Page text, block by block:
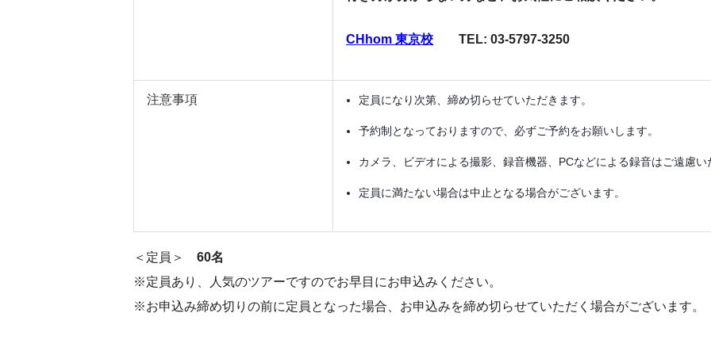
CHhom 東京校 TEL: 03-5797-3250
注意事項 定員になり次第、締め切らせていただきます。
予約制となっておりますので、必ずご予約をお願いします。
カメラ、ビデオによる撮影、録音機器、PCなどによる録音はご遠慮い
定員に満たない場合は中止となる場合がございます。
＜定員＞ 60名
※定員あり、人気のツアーですのでお早目にお申込みください。
※お申込み締め切りの前に定員となった場合、お申込みを締め切らせていただく場合がございます。